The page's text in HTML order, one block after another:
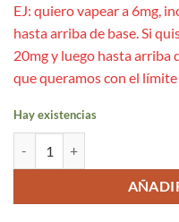
EJ: quiero vapear a 6mg,
hasta arriba de base. Si
20mg y luego hasta arriba
que queramos con el
Hay existencias